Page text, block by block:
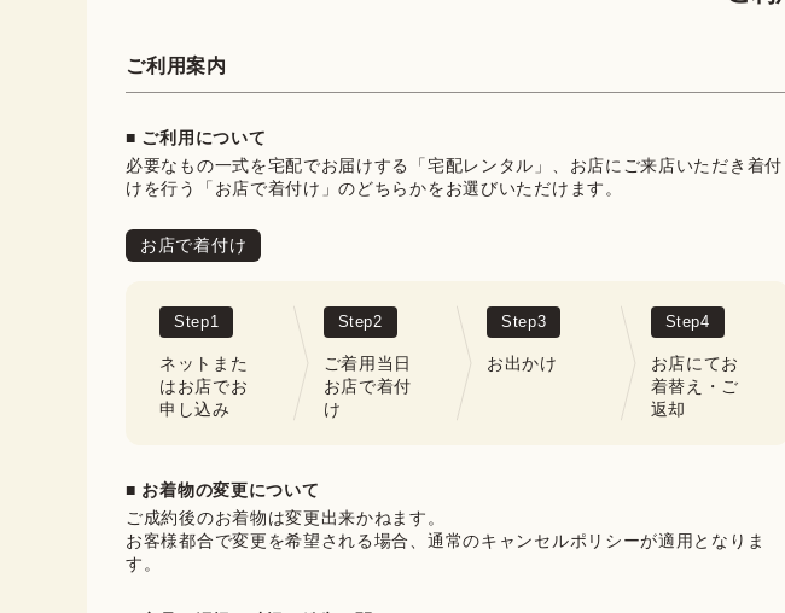
ご利用案内
■ ご利用について
必要なもの一式を宅配でお届けする「宅配レンタル」、お店にご来店いただき着付
けを行う「お店で着付け」のどちらかをお選びいただけます。
お店で着付け
Step1
ネットまた
はお店でお
申し込み
Step2
ご着用当日
お店で着付
け
Step3
お出かけ
Step4
お店にてお
着替え・ご
返却
■ お着物の変更について
ご成約後のお着物は変更出来かねます。
お客様都合で変更を希望される場合、通常のキャンセルポリシーが適用となりま
す。